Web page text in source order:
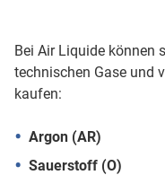
Bei Air Liquide können
technischen Gase und
kaufen:
Argon (AR)
Sauerstoff (O)